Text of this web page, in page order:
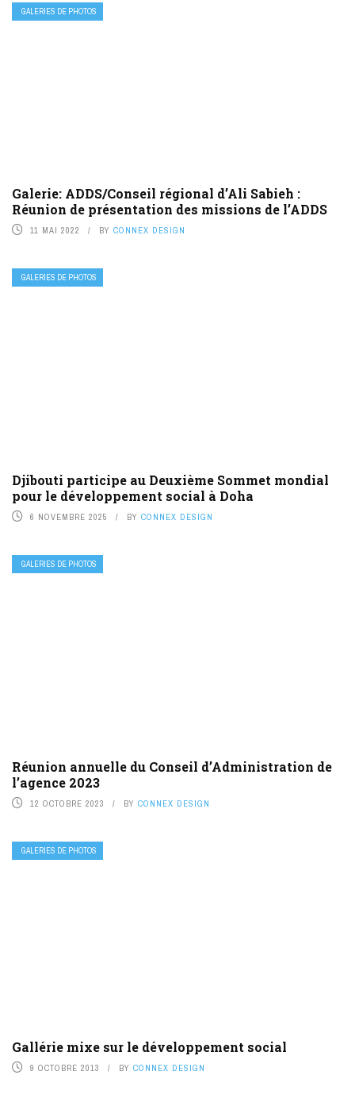
GALERIES DE PHOTOS
Galerie: ADDS/Conseil régional d’Ali Sabieh :
Réunion de présentation des missions de l’ADDS
11 MAI 2022 BY CONNEX DESIGN
GALERIES DE PHOTOS
Djibouti participe au Deuxième Sommet mondial
pour le développement social à Doha
6 NOVEMBRE 2025 BY CONNEX DESIGN
GALERIES DE PHOTOS
Réunion annuelle du Conseil d’Administration de
l’agence 2023
12 OCTOBRE 2023 BY CONNEX DESIGN
GALERIES DE PHOTOS
Gallérie mixe sur le développement social
9 OCTOBRE 2013 BY CONNEX DESIGN